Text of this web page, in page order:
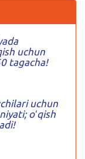
uchun
tagacha!
uchun
oʻqish